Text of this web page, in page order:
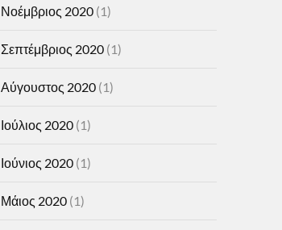
Νοέμβριος 2020(1)
Σεπτέμβριος 2020(1)
Αύγουστος 2020(1)
Ιούλιος 2020(1)
Ιούνιος 2020(1)
Μάιος 2020(1)